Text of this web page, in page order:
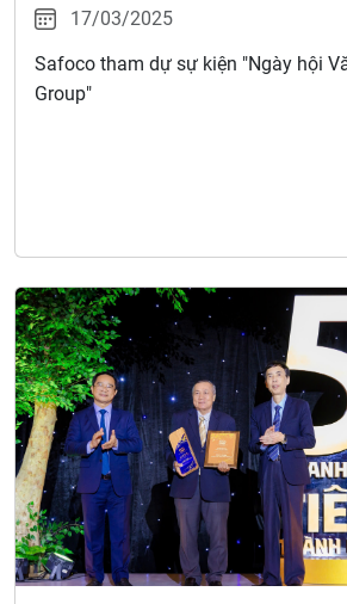
17/03/2025
Safoco tham dự sự kiện "Ngày hội
Group"